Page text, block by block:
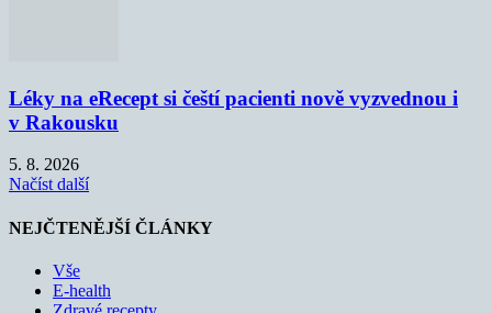
Léky na eRecept si čeští pacienti nově vyzvednou i
v Rakousku
5. 8. 2026
Načíst další
NEJČTENĚJŠÍ ČLÁNKY
Vše
E-health